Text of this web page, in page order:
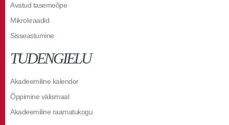
Avatud tasemeõpe
Mikrokraadid
Sisseastumine
TUDENGIELU
Akadeemiline kalender
Õppimine välismaal
Akadeemiline raamatukogu